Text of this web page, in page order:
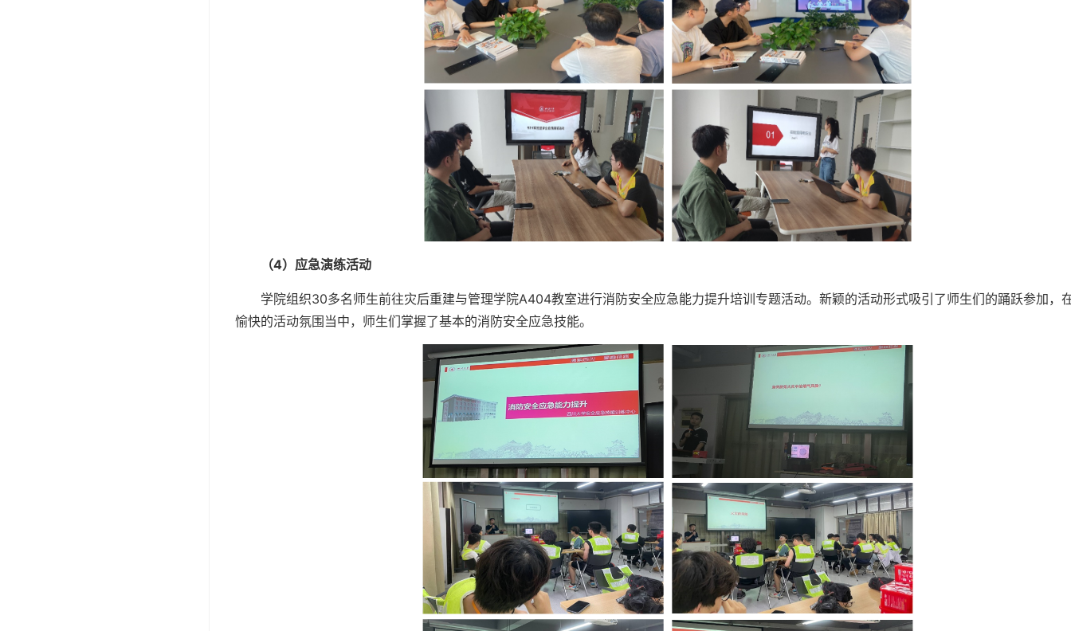
（4）应急演练活动
学院组织30多名师生前往灾后重建与管理学院A404教室进行消防安全应急能力提升培训专题活动。新颖的活动形式吸引了师生们的踊跃参加，
愉快的活动氛围当中，师生们掌握了基本的消防安全应急技能。